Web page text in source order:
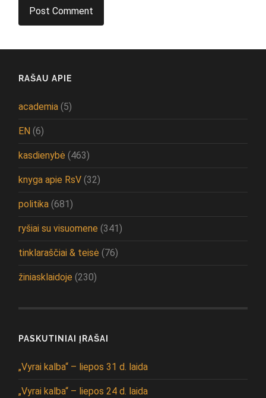
RAŠAU APIE
academia (5)
EN (6)
kasdienybė (463)
knyga apie RsV (32)
politika (681)
ryšiai su visuomene (341)
tinklaraščiai & teisė (76)
žiniasklaidoje (230)
PASKUTINIAI ĮRAŠAI
„Vyrai kalba“ – liepos 31 d. laida
„Vyrai kalba“ – liepos 24 d. laida